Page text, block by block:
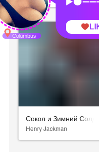
Сокол и Зимний Солдат
Henry Jackman